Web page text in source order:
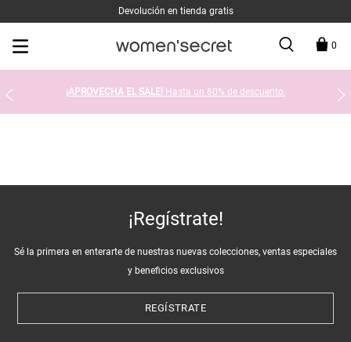
Devolución en tienda gratis
0
¡APROVECHA EL SALE! Hasta un 60% de descuento.
¡Regístrate!
Sé la primera en enterarte de nuestras nuevas colecciones, ventas especiales
y beneficios exclusivos
REGÍSTRATE